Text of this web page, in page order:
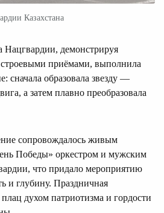
Казахстана
Нацгвардии, демонстрируя
приёмами, выполнила
сначала образовала звезду —
а затем плавно преобразовала
сопровождалось живым
Победы» оркестром и мужским
что придало мероприятию
и глубину. Праздничная
духом патриотизма и гордости